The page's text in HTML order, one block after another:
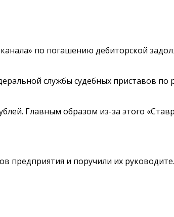
по погашению дебиторской
службы судебных приставов по
Главным образом из-за этого
и поручили их